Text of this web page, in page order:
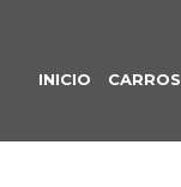
INICIO CARROS